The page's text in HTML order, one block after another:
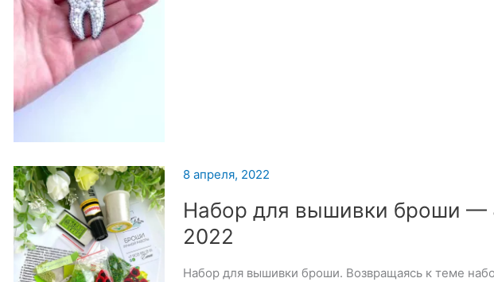
8 апреля, 2022
Набор для вышивки броши —
2022
Набор для вышивки броши. Возвращаясь к теме